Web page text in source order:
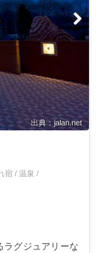
出典：jalan.net
宿 / 温泉 /
ラグジュアリーな